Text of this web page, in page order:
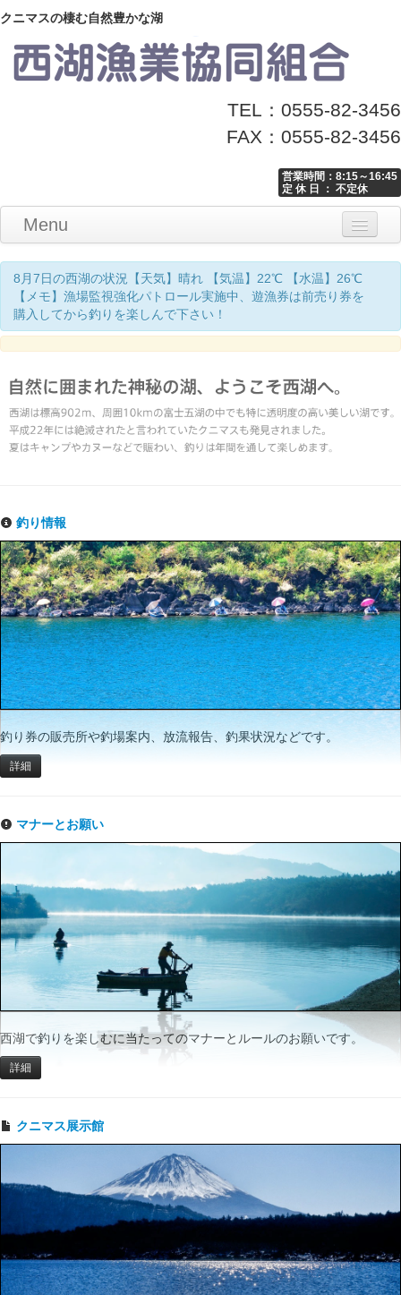
クニマスの棲む自然豊かな湖
TEL：0555-82-3456
FAX：0555-82-3456
営業時間：8:15～16:45
定 休 日 ： 不定休
Menu
Home
釣り情報
マナーとお願い
クニマス展示館
漁協からのお知らせ
お問い合わせ
8月7日の西湖の状況【天気】晴れ 【気温】22℃ 【水温】26℃
【メモ】漁場監視強化パトロール実施中、遊漁券は前売り券を
購入してから釣りを楽しんで下さい！
釣り情報
釣り券の販売所や釣場案内、放流報告、釣果状況などです。
詳細
マナーとお願い
西湖で釣りを楽しむに当たってのマナーとルールのお願いです。
詳細
クニマス展示館